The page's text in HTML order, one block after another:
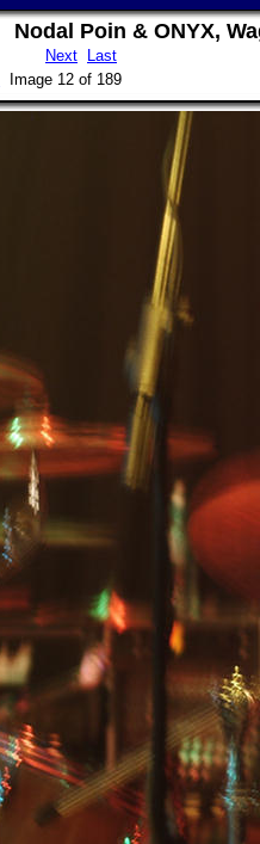
Nodal Poin & ONYX,
Next
Last
Image 12 of 189